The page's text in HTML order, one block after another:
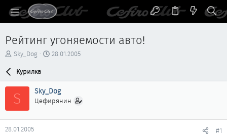
Рейтинг угоняемости авто!
А
р
т
м
ы
Sky_Dog
Д
н
а
ч
а
28.01.2005
Курилка
S Sky_Dog
Цефирянин
28.01.2005 #1